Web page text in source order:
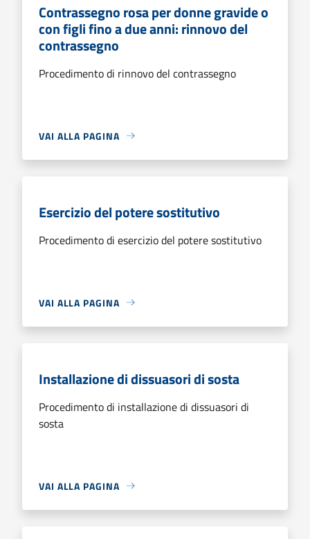
Contrassegno rosa per donne gravide o
con figli fino a due anni: rinnovo del
contrassegno
Procedimento di rinnovo del contrassegno
VAI ALLA PAGINA
Esercizio del potere sostitutivo
Procedimento di esercizio del potere sostitutivo
VAI ALLA PAGINA
Installazione di dissuasori di sosta
Procedimento di installazione di dissuasori di
sosta
VAI ALLA PAGINA